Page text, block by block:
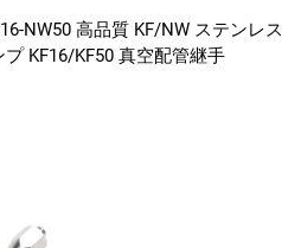
NW50 高品質 KF/NW ステンレス
KF16/KF50 真空配管継手